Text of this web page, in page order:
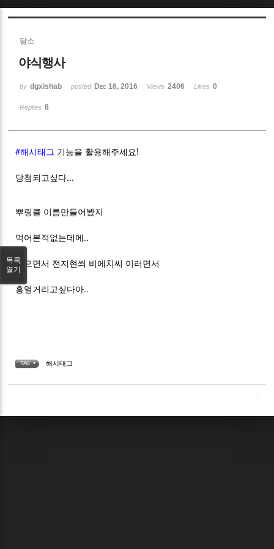
담소
야식행사
by dgxishab posted Dec 16, 2016 Views 2406 Likes 0
Replies 8
#해시태그 기능을 활용해주세요!
당첨되고싶다...
뿌링클 이름만들어봤지
먹어본적없는데에..
먹으면서 전지현씌 비에치씨 이러면서
흥얼거리고싶다아..
TAG • 해시태그
목록
열기
Sketchbook5, 스케치북5
Sketchbook5, 스케치북5